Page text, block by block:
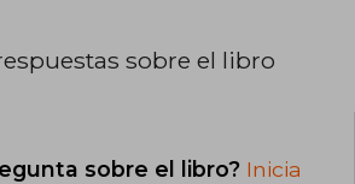
sobre el libro
sobre el libro? Inicia